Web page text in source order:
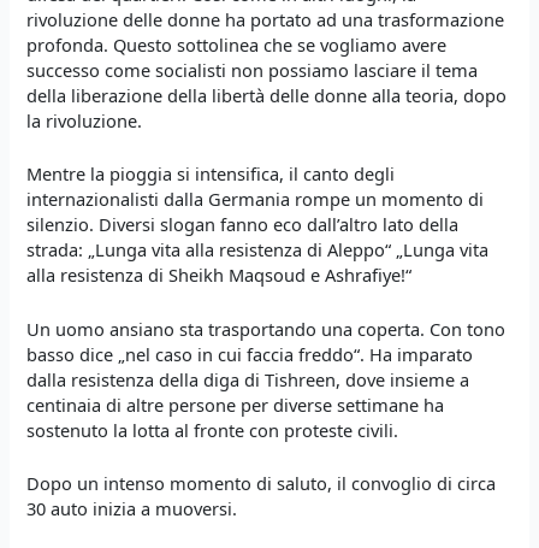
rivoluzione delle donne ha portato ad una trasformazione
profonda. Questo sottolinea che se vogliamo avere
successo come socialisti non possiamo lasciare il tema
della liberazione della libertà delle donne alla teoria, dopo
la rivoluzione.
Mentre la pioggia si intensifica, il canto degli
internazionalisti dalla Germania rompe un momento di
silenzio. Diversi slogan fanno eco dall’altro lato della
strada: „Lunga vita alla resistenza di Aleppo“ „Lunga vita
alla resistenza di Sheikh Maqsoud e Ashrafiye!“
Un uomo ansiano sta trasportando una coperta. Con tono
basso dice „nel caso in cui faccia freddo“. Ha imparato
dalla resistenza della diga di Tishreen, dove insieme a
centinaia di altre persone per diverse settimane ha
sostenuto la lotta al fronte con proteste civili.
Dopo un intenso momento di saluto, il convoglio di circa
30 auto inizia a muoversi.